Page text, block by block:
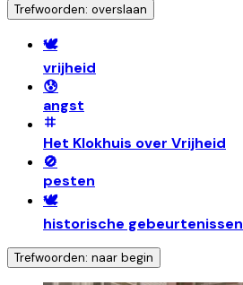
Trefwoorden: overslaan
🕊️
vrijheid
😰
angst
Het Klokhuis over Vrijheid
🚫
pesten
🕊️
historische gebeurtenissen
Trefwoorden: naar begin